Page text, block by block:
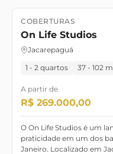
Lançamento
COBERTURAS
On Life Studios
Jacarepaguá
1 - 2 quartos 37 - 102
A partir de
R$ 269.000,00
O On Life Studios é um
praticidade em um dos
Janeiro. Localizado em